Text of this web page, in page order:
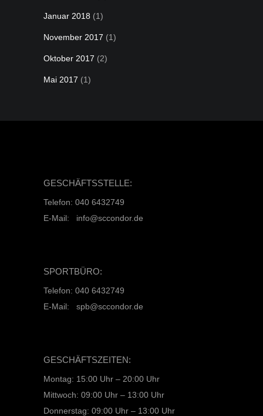
Januar 2018 (1)
November 2017 (1)
Oktober 2017 (2)
Mai 2017 (1)
GESCHÄFTSSTELLE:
Telefon: 040 6432749
E-Mail: info@sccondor.de
SPORTBÜRO:
Telefon: 040 6432749
E-Mail: spb@sccondor.de
GESCHÄFTSZEITEN:
Montag: 15:00 Uhr – 20:00 Uhr
Mittwoch: 09:00 Uhr – 13:00 Uhr
Donnerstag: 09:00 Uhr – 13:00 Uhr